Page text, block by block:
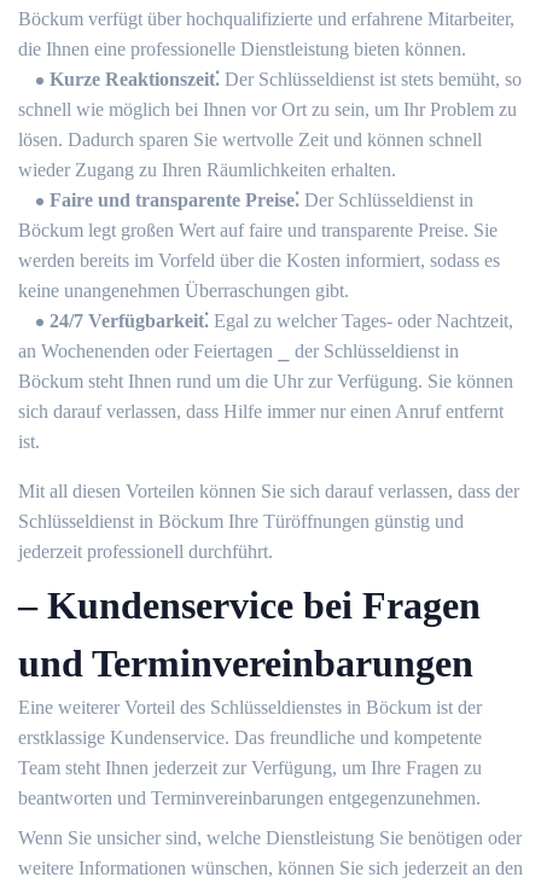
Böckum verfügt über hochqualifizierte und erfahrene Mitarbeiter,
die Ihnen eine professionelle Dienstleistung bieten können.
Kurze Reaktionszeit⁚ Der Schlüsseldienst ist stets bemüht, so
schnell wie möglich bei Ihnen vor Ort zu sein, um Ihr Problem zu
lösen.​ Dadurch sparen Sie wertvolle Zeit und können schnell
wieder Zugang zu Ihren Räumlichkeiten erhalten.​
Faire und transparente Preise⁚ Der Schlüsseldienst in
Böckum legt großen Wert auf faire und transparente Preise.​ Sie
werden bereits im Vorfeld über die Kosten informiert, sodass es
keine unangenehmen Überraschungen gibt.
24/7 Verfügbarkeit⁚ Egal zu welcher Tages- oder Nachtzeit,
an Wochenenden oder Feiertagen ⎯ der Schlüsseldienst in
Böckum steht Ihnen rund um die Uhr zur Verfügung.​ Sie können
sich darauf verlassen, dass Hilfe immer nur einen Anruf entfernt
ist.​
Mit all diesen Vorteilen können Sie sich darauf verlassen, dass der
Schlüsseldienst in Böckum Ihre Türöffnungen günstig und
jederzeit professionell durchführt.​
– Kundenservice bei Fragen
und Terminvereinbarungen
Eine weiterer Vorteil des Schlüsseldienstes in Böckum ist der
erstklassige Kundenservice.​ Das freundliche und kompetente
Team steht Ihnen jederzeit zur Verfügung, um Ihre Fragen zu
beantworten und Terminvereinbarungen entgegenzunehmen.
Wenn Sie unsicher sind, welche Dienstleistung Sie benötigen oder
weitere Informationen wünschen, können Sie sich jederzeit an den